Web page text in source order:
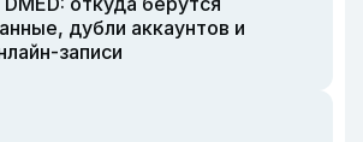
дубли аккаунтов и
записи